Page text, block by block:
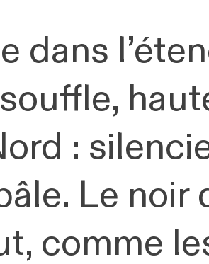
dans
:
Le noir
comme